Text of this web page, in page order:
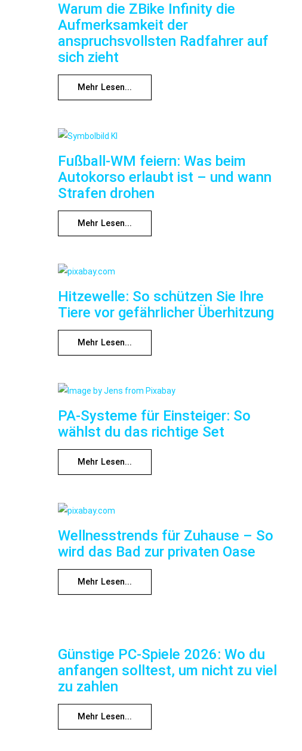
Warum die ZBike Infinity die
Aufmerksamkeit der
anspruchsvollsten Radfahrer auf
sich zieht
Mehr Lesen...
Fußball-WM feiern: Was beim
Autokorso erlaubt ist – und wann
Strafen drohen
Mehr Lesen...
Hitzewelle: So schützen Sie Ihre
Tiere vor gefährlicher Überhitzung
Mehr Lesen...
PA-Systeme für Einsteiger: So
wählst du das richtige Set
Mehr Lesen...
Wellnesstrends für Zuhause – So
wird das Bad zur privaten Oase
Mehr Lesen...
Günstige PC-Spiele 2026: Wo du
anfangen solltest, um nicht zu viel
zu zahlen
Mehr Lesen...